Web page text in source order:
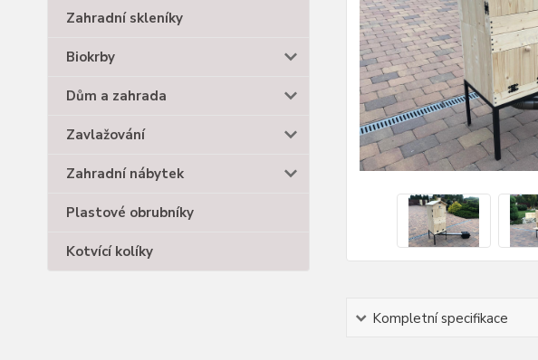
Zahradní skleníky
Biokrby
Dům a zahrada
Zavlažování
Zahradní nábytek
Plastové obrubníky
Kotvící kolíky
Kompletní specifikace